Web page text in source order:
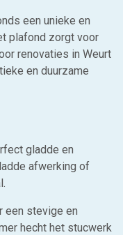
een unieke en
plafond zorgt voor
renovaties in Weurt
en duurzame
gladde en
afwerking of
een stevige en
hecht het stucwerk